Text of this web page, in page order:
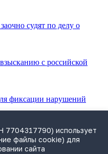
судят по делу о
с российской
фиксации нарушений
к 12 годам по делу
использует
файлы cookie) для
сайта